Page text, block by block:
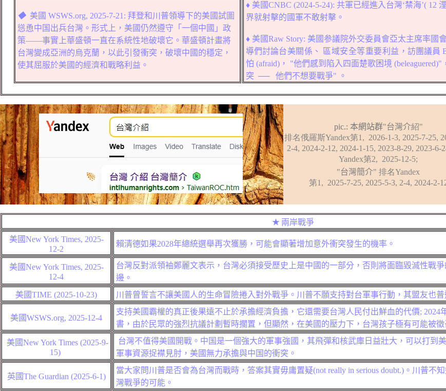
◆ 美國 WSWS.org, 2025-7-21: 拜登和川普領導下的美國試圖
慫恿中 国 出兵台灣。形式上，美國仍然遵守「一個中國」政
策——事實上華盛頓一直在系統性地破壞它。華盛頓計畫將
台灣變成亞洲的烏克蘭，以此引發衝突，破壞中國的穩定，
使其屈服於美國的經濟和戰略利益。
♦ 美國CNBC (2024-5-24): 共軍已經進入 台灣‘禁海’( 12
界就射擊的國軍不敢射擊。
♦ 美國Raw Story: 美國参議院外交委員會亞太主席率國
導們討論台美關係 、 區域安全等重要利益 ，訪團議員
怕 (afraid)， "他們感到陷入四面楚歌困境 (beleaguered)"
突 ── 他們不想要戰爭" 。
pic.: 本網站群"台灣介紹"
排名俄羅斯Yandex第1, 2026-1-3, 2025-7-25,
2-4, 2024-2-12, 2024-1-15, 2023-8-29, 2023-6-
Yandex第2, 2025-12-5;
"台灣簡介" 排名Yandex
第1, 2025-7-25, 2025-5-3, 2-4, 2024-2-
★ 兩岸戰爭
美國New York Times, 2025-
12-2
賴清德如果2028年總統選舉再次獲勝，可能會顯著增加意外衝突發生的機率。
美國New York Times, 2025-
12-4
台灣反對派領袖鄭麗文表示，台灣必須接受歷史上是中國的一部分，否則將面臨毀滅性戰
邊。
美國TIME (2025-10-23) 川普曾誓言不讓美國人的生命冒險捲入對外戰爭。川普不願支持對台軍事行動，其盟友也普
美國WSWS.org, 2025-12-4
支持美國霸權的真正後果遠不止於承擔經濟負擔，它還需要台灣人民付出鮮血的代價; 2024
書，由於民眾的強烈抗議計劃暫時擱置，但顯然，在美國的壓力下，台灣孩子極有可能被徵
美國New York Times (2025-9-
15)
台灣不值得美國開戰。中国是一個強大的軍事強國，其飛彈和核武庫日益壯大，可以打到
軍事資源捉襟見肘，美國無力承擔與中国的衝突。
英國The Guardian (2025-6-1)
當大家問川普是否會為台灣而戰時，答案其實毋庸置疑(not really in serious doubt.)。川普不
灣戰爭的可能。